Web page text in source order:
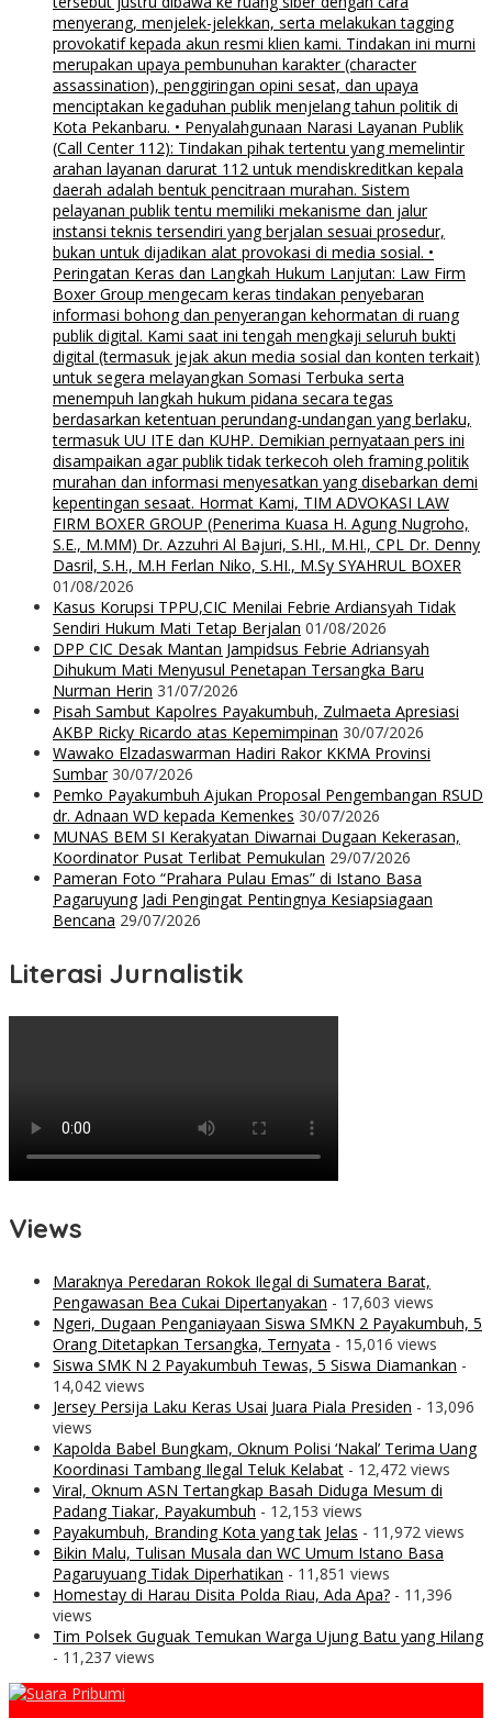
menyerang, menjelek-jelekkan, serta melakukan tagging
provokatif kepada akun resmi klien kami. Tindakan ini murni
merupakan upaya pembunuhan karakter (character
assassination), penggiringan opini sesat, dan upaya
menciptakan kegaduhan publik menjelang tahun politik di
Kota Pekanbaru. • Penyalahgunaan Narasi Layanan Publik
(Call Center 112): Tindakan pihak tertentu yang memelintir
arahan layanan darurat 112 untuk mendiskreditkan kepala
daerah adalah bentuk pencitraan murahan. Sistem
pelayanan publik tentu memiliki mekanisme dan jalur
instansi teknis tersendiri yang berjalan sesuai prosedur,
bukan untuk dijadikan alat provokasi di media sosial. •
Peringatan Keras dan Langkah Hukum Lanjutan: Law Firm
Boxer Group mengecam keras tindakan penyebaran
informasi bohong dan penyerangan kehormatan di ruang
publik digital. Kami saat ini tengah mengkaji seluruh bukti
digital (termasuk jejak akun media sosial dan konten terkait)
untuk segera melayangkan Somasi Terbuka serta
menempuh langkah hukum pidana secara tegas
berdasarkan ketentuan perundang-undangan yang berlaku,
termasuk UU ITE dan KUHP. Demikian pernyataan pers ini
disampaikan agar publik tidak terkecoh oleh framing politik
murahan dan informasi menyesatkan yang disebarkan demi
kepentingan sesaat. Hormat Kami, TIM ADVOKASI LAW
FIRM BOXER GROUP (Penerima Kuasa H. Agung Nugroho,
S.E., M.MM) Dr. Azzuhri Al Bajuri, S.HI., M.HI., CPL Dr. Denny
Dasril, S.H., M.H Ferlan Niko, S.HI., M.Sy SYAHRUL BOXER
01/08/2026
Kasus Korupsi TPPU,CIC Menilai Febrie Ardiansyah Tidak
Sendiri Hukum Mati Tetap Berjalan 01/08/2026
DPP CIC Desak Mantan Jampidsus Febrie Adriansyah
Dihukum Mati Menyusul Penetapan Tersangka Baru
Nurman Herin 31/07/2026
Pisah Sambut Kapolres Payakumbuh, Zulmaeta Apresiasi
AKBP Ricky Ricardo atas Kepemimpinan 30/07/2026
Wawako Elzadaswarman Hadiri Rakor KKMA Provinsi
Sumbar 30/07/2026
Pemko Payakumbuh Ajukan Proposal Pengembangan RSUD
dr. Adnaan WD kepada Kemenkes 30/07/2026
MUNAS BEM SI Kerakyatan Diwarnai Dugaan Kekerasan,
Koordinator Pusat Terlibat Pemukulan 29/07/2026
Pameran Foto “Prahara Pulau Emas” di Istano Basa
Pagaruyung Jadi Pengingat Pentingnya Kesiapsiagaan
Bencana 29/07/2026
Literasi Jurnalistik
Views
Maraknya Peredaran Rokok Ilegal di Sumatera Barat,
Pengawasan Bea Cukai Dipertanyakan - 17,603 views
Ngeri, Dugaan Penganiayaan Siswa SMKN 2 Payakumbuh, 5
Orang Ditetapkan Tersangka, Ternyata - 15,016 views
Siswa SMK N 2 Payakumbuh Tewas, 5 Siswa Diamankan -
14,042 views
Jersey Persija Laku Keras Usai Juara Piala Presiden - 13,096
views
Kapolda Babel Bungkam, Oknum Polisi ‘Nakal’ Terima Uang
Koordinasi Tambang Ilegal Teluk Kelabat - 12,472 views
Viral, Oknum ASN Tertangkap Basah Diduga Mesum di
Padang Tiakar, Payakumbuh - 12,153 views
Payakumbuh, Branding Kota yang tak Jelas - 11,972 views
Bikin Malu, Tulisan Musala dan WC Umum Istano Basa
Pagaruyuang Tidak Diperhatikan - 11,851 views
Homestay di Harau Disita Polda Riau, Ada Apa? - 11,396
views
Tim Polsek Guguak Temukan Warga Ujung Batu yang Hilang
- 11,237 views